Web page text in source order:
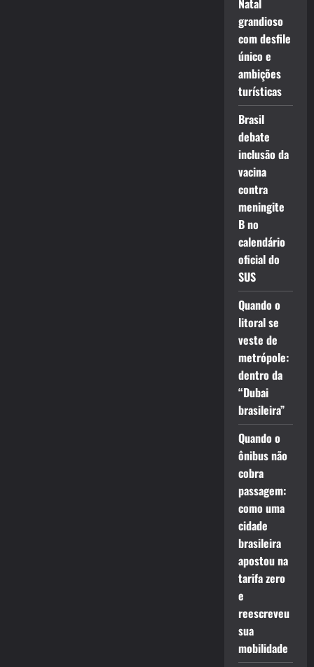
Natal
grandioso
com desfile
único e
ambições
turísticas
Brasil
debate
inclusão da
vacina
contra
meningite
B no
calendário
oficial do
SUS
Quando o
litoral se
veste de
metrópole:
dentro da
“Dubai
brasileira”
Quando o
ônibus não
cobra
passagem:
como uma
cidade
brasileira
apostou na
tarifa zero
e
reescreveu
sua
mobilidade